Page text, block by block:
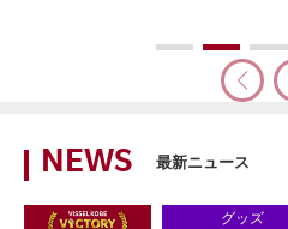
NEWS 最新ニュース
グッズ